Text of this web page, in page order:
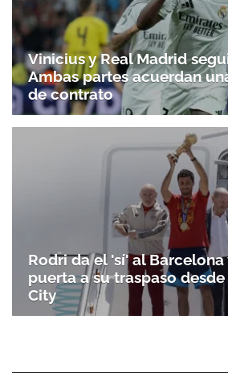
Gracias por suscribirte a
Vinicius y Real Madrid
Ambas partes acuerdan
de contrato
Rodri da el 'sí' al Barcelona
puerta a su traspaso
City